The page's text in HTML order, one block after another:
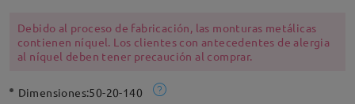
Debido al proceso de fabricación, las monturas metálicas
contienen níquel. Los clientes con antecedentes de alergia
al níquel deben tener precaución al comprar.
Dimensiones:50-20-140